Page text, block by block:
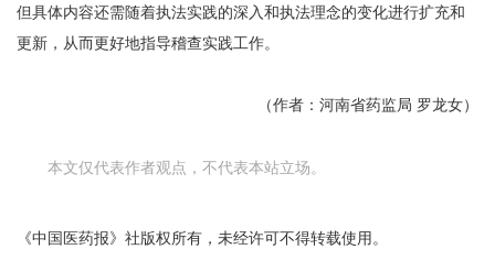
但具体内容还需随着执法实践的深入和执法理念的变化进行扩充和
更新，从而更好地指导稽查实践工作。
（作者：河南省药监局 罗龙女）
本文仅代表作者观点，不代表本站立场。
《中国医药报》社版权所有，未经许可不得转载使用。